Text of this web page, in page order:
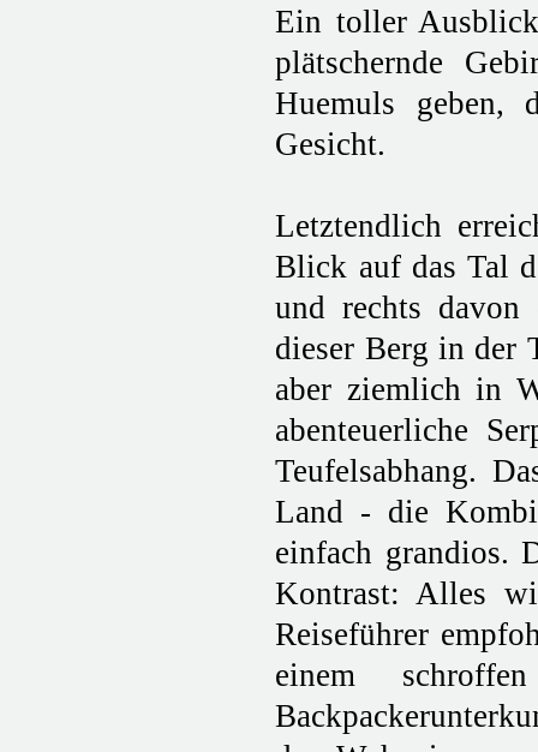
Ein toller
plätschernde
Huemuls geben,
Gesicht.
Letztendlich
Blick auf das Tal
und rechts davon
dieser Berg in der
aber ziemlich in
abenteuerliche
Teufelsabhang.
Land - die
einfach grandios.
Kontrast: Alles
Reiseführer
einem